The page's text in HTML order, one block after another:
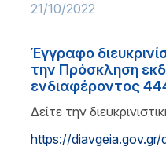
21/10/2022
Έγγραφο
την Πρόσκληση
ενδιαφέροντος
Δείτε την
https://